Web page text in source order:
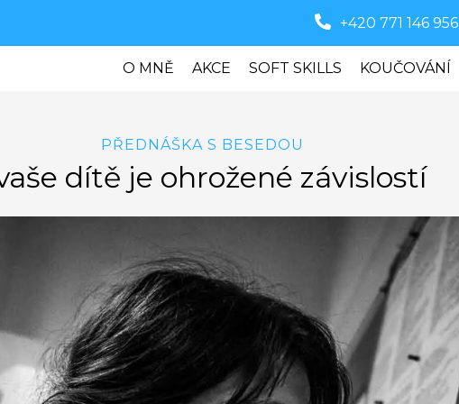
+420 771 146 956
O MNĚ AKCE SOFT SKILLS KOUČOVÁNÍ
PŘEDNÁŠKA S BESEDOU
dítě je ohrožené závislostí